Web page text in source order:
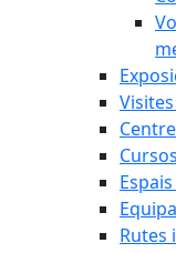
Rutes